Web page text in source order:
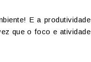
E a produtividade
que o foco e atividade